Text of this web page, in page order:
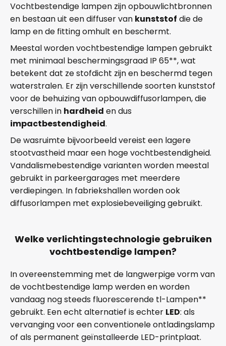
Vochtbestendige lampen zijn opbouwlichtbronnen
en bestaan uit een diffuser van kunststof die de
lamp en de fitting omhult en beschermt.
Meestal worden vochtbestendige lampen gebruikt
met minimaal beschermingsgraad IP 65**, wat
betekent dat ze stofdicht zijn en beschermd tegen
waterstralen. Er zijn verschillende soorten kunststof
voor de behuizing van opbouwdiffusorlampen, die
verschillen in hardheid en dus
impactbestendigheid.
De wasruimte bijvoorbeeld vereist een lagere
stootvastheid maar een hoge vochtbestendigheid.
Vandalismebestendige varianten worden meestal
gebruikt in parkeergarages met meerdere
verdiepingen. In fabriekshallen worden ook
diffusorlampen met explosiebeveiliging gebruikt.
Welke verlichtingstechnologie gebruiken
vochtbestendige lampen?
In overeenstemming met de langwerpige vorm van
de vochtbestendige lamp werden en worden
vandaag nog steeds fluorescerende tl-Lampen**
gebruikt. Een echt alternatief is echter LED: als
vervanging voor een conventionele ontladingslamp
of als permanent geïnstalleerde LED-printplaat.